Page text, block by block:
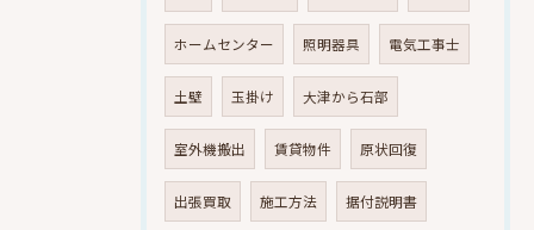
ホームセンター 照明器具 電気工事士
土壁 玉掛け 大津から石部
室外機搬出 賃貸物件 原状回復
出張買取 施工方法 据付説明書